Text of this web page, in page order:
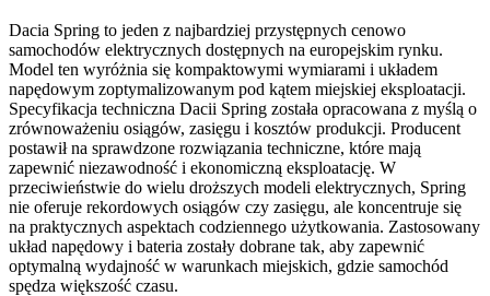
Dacia Spring to jeden z najbardziej przystępnych cenowo
samochodów elektrycznych dostępnych na europejskim rynku.
Model ten wyróżnia się kompaktowymi wymiarami i układem
napędowym zoptymalizowanym pod kątem miejskiej eksploatacji.
Specyfikacja techniczna Dacii Spring została opracowana z myślą o
zrównoważeniu osiągów, zasięgu i kosztów produkcji. Producent
postawił na sprawdzone rozwiązania techniczne, które mają
zapewnić niezawodność i ekonomiczną eksploatację. W
przeciwieństwie do wielu droższych modeli elektrycznych, Spring
nie oferuje rekordowych osiągów czy zasięgu, ale koncentruje się
na praktycznych aspektach codziennego użytkowania. Zastosowany
układ napędowy i bateria zostały dobrane tak, aby zapewnić
optymalną wydajność w warunkach miejskich, gdzie samochód
spędza większość czasu.